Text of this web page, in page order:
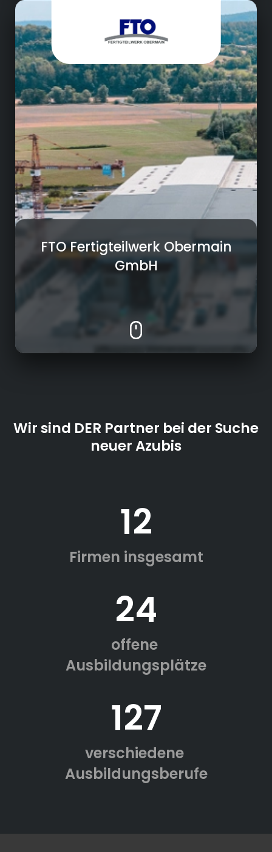
Fertigteilbau, Stahlbeton
Beratung : Wir beraten vom Entwurf bis zur
komplexen Ausführung
Planung: Moderne und kostengünstige
Lösungen nach nationalen und europäischen
Standards
Herstellung: Wir bauen vorgefertigte
Technologie ein, die von jahrzehntelanger
Erfahrung profitiert
Lieferung: zuverlässige Transporte In und
Ausland nach "Just in Time" -System
Montage: Wir montieren mit unserem
eigenen Montageteam und unseren eigenen
Autokrane mit einer Tragkraft von bis zu 220
Tonnen haben
FTO Fertigteilwerk Obermain
GmbH
Wir sind DER Partner bei der Suche
neuer Azubis
12
Firmen insgesamt
24
offene
Ausbildungsplätze
127
verschiedene
Ausbildungsberufe